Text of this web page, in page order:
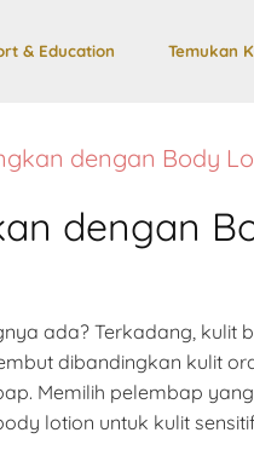
& Education Temukan
dengan Body
dengan
ada? Terkadang, kulit
dibandingkan kulit
Memilih pelembap
lotion untuk kulit